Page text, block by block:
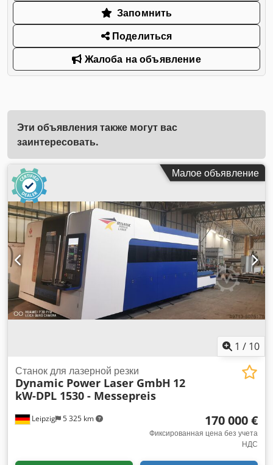
Запомнить
Поделиться
Жалоба на объявление
Эти объявления также могут вас
заинтересовать.
Малое объявление
1 / 10
Leipzig 5 325 km
Станок для лазерной резки
Dynamic Power Laser GmbH 12
kW-DPL 1530 - Messepreis
170 000 €
Фиксированная цена без учета
НДС